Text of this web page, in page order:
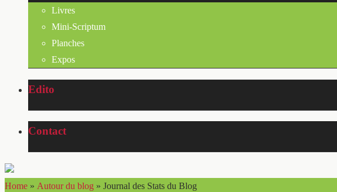
Livres
Mini-Scriptum
Planches
Expos
Edito
Contact
Home » Autour du blog » Journal des Stats du Blog